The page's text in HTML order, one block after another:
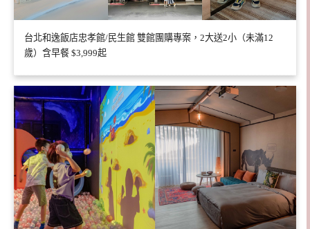
台北和逸飯店忠孝館/民生館 雙館團購專案，2大送2小（未滿12
歲）含早餐 $3,999起